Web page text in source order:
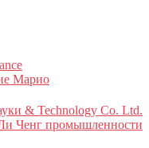
Марио
& Technology Co. Ltd.
Ченг промышленности